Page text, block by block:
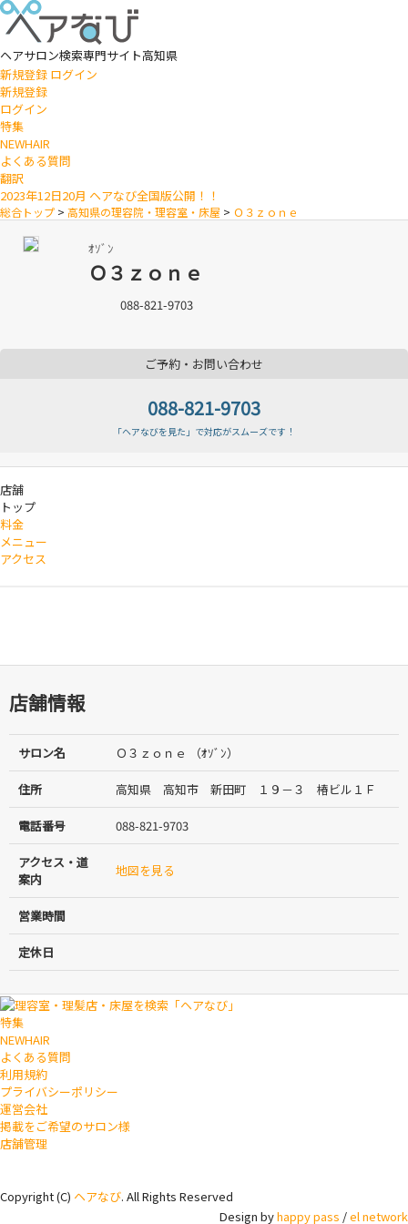
ヘアサロン検索専門サイト高知県
新規登録 ログイン
新規登録
ログイン
特集
NEWHAIR
よくある質問
翻訳
2023年12日20月 ヘアなび全国版公開！！
総合トップ > 高知県の理容院・理容室・床屋 > Ｏ３ｚｏｎｅ
ｵｿﾞﾝ
Ｏ３ｚｏｎｅ
088-821-9703
ご予約・お問い合わせ
088-821-9703
「ヘアなびを見た」で対応がスムーズです！
店舗
トップ
料金
メニュー
アクセス
店舗情報
サロン名 Ｏ３ｚｏｎｅ （ｵｿﾞﾝ）
住所 高知県 高知市 新田町 １９－３ 椿ビル１Ｆ
電話番号 088-821-9703
アクセス・道
案内
地図を見る
営業時間
定休日
特集
NEWHAIR
よくある質問
利用規約
プライバシーポリシー
運営会社
掲載をご希望のサロン様
店舗管理
Copyright (C) ヘアなび. All Rights Reserved
Design byhappy pass /el network